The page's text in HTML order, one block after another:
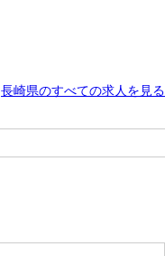
長崎県のすべての求人を見る